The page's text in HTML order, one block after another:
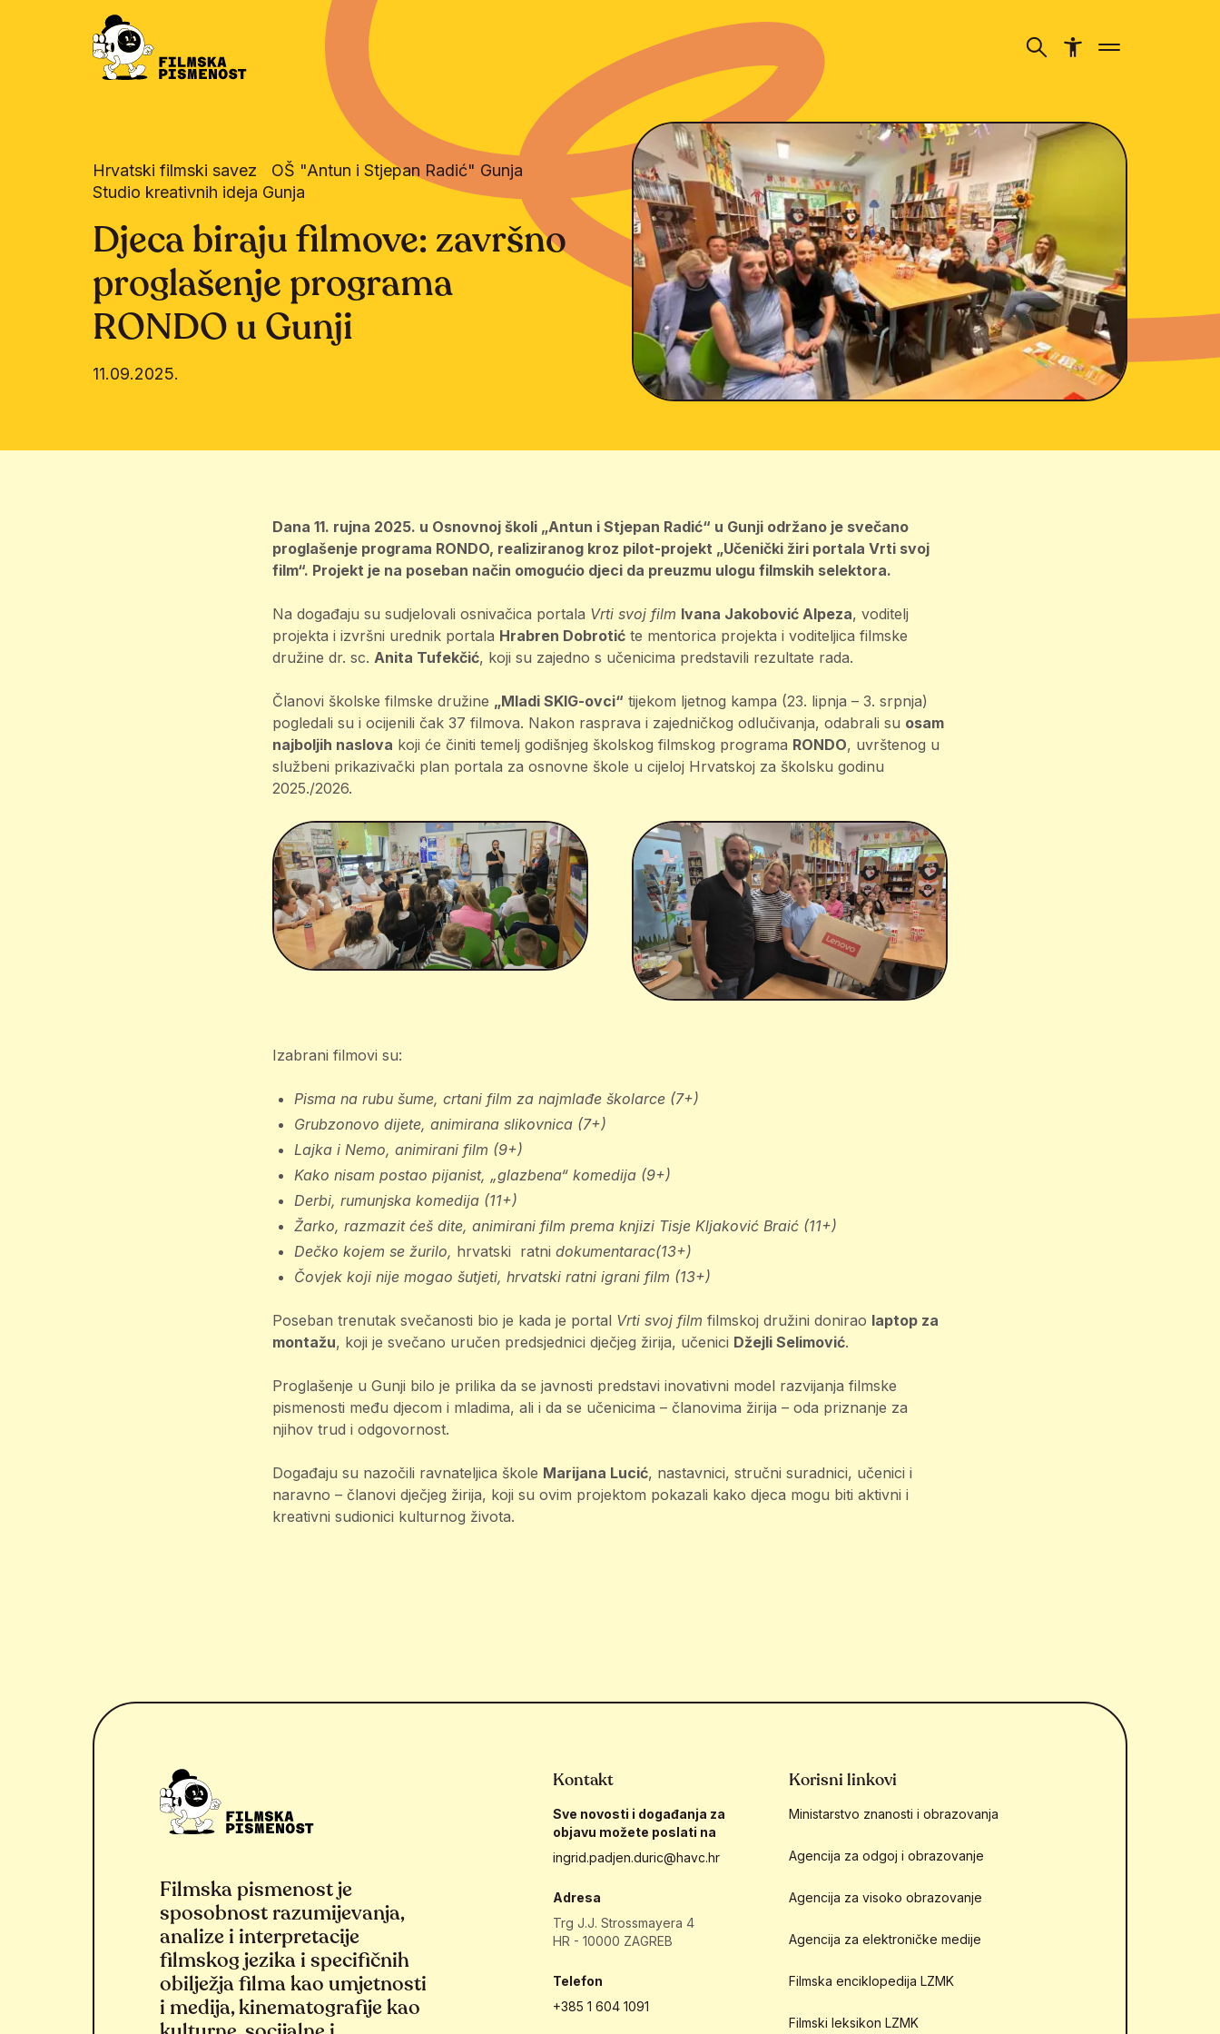
Hrvatski filmski savez
OŠ "Antun i Stjepan Radić" Gunja
Studio kreativnih ideja Gunja
Djeca biraju filmove: završno
proglašenje programa
RONDO u Gunji
11.09.2025.
Dana 11. rujna 2025. u Osnovnoj školi „Antun i Stjepan Radić“ u Gunji održano je svečano
proglašenje programa RONDO, realiziranog kroz pilot-projekt „Učenički žiri portala Vrti svoj
film“. Projekt je na poseban način omogućio djeci da preuzmu ulogu filmskih selektora.
Na događaju su sudjelovali osnivačica portala Vrti svoj film Ivana Jakobović Alpeza, voditelj
projekta i izvršni urednik portala Hrabren Dobrotić te mentorica projekta i voditeljica filmske
družine dr. sc. Anita Tufekčić, koji su zajedno s učenicima predstavili rezultate rada.
Članovi školske filmske družine „Mladi SKIG-ovci“ tijekom ljetnog kampa (23. lipnja – 3. srpnja)
pogledali su i ocijenili čak 37 filmova. Nakon rasprava i zajedničkog odlučivanja, odabrali su osam
najboljih naslova koji će činiti temelj godišnjeg školskog filmskog programa RONDO, uvrštenog u
službeni prikazivački plan portala za osnovne škole u cijeloj Hrvatskoj za školsku godinu
2025./2026.
Izabrani filmovi su:
Pisma na rubu šume, crtani film za najmlađe školarce (7+)
Grubzonovo dijete, animirana slikovnica (7+)
Lajka i Nemo, animirani film (9+)
Kako nisam postao pijanist, „glazbena“ komedija (9+)
Derbi, rumunjska komedija (11+)
Žarko, razmazit ćeš dite, animirani film prema knjizi Tisje Kljaković Braić (11+)
Dečko kojem se žurilo, hrvatski ratni dokumentarac(13+)
Čovjek koji nije mogao šutjeti, hrvatski ratni igrani film (13+)
Poseban trenutak svečanosti bio je kada je portal Vrti svoj film filmskoj družini donirao laptop za
montažu, koji je svečano uručen predsjednici dječjeg žirija, učenici Džejli Selimović.
Proglašenje u Gunji bilo je prilika da se javnosti predstavi inovativni model razvijanja filmske
pismenosti među djecom i mladima, ali i da se učenicima – članovima žirija – oda priznanje za
njihov trud i odgovornost.
Događaju su nazočili ravnateljica škole Marijana Lucić, nastavnici, stručni suradnici, učenici i
naravno – članovi dječjeg žirija, koji su ovim projektom pokazali kako djeca mogu biti aktivni i
kreativni sudionici kulturnog života.
Filmska pismenost je
sposobnost razumijevanja,
analize i interpretacije
filmskog jezika i specifičnih
obilježja filma kao umjetnosti
i medija, kinematografije kao
Kontakt
Sve novosti i događanja za
objavu možete poslati na
ingrid.padjen.duric@havc.hr
Adresa
Trg J.J. Strossmayera 4
HR - 10000 ZAGREB
Telefon
+385 1 604 1091
Korisni linkovi
Ministarstvo znanosti i obrazovanja
Agencija za odgoj i obrazovanje
Agencija za visoko obrazovanje
Agencija za elektroničke medije
Filmska enciklopedija LZMK
Filmski leksikon LZMK